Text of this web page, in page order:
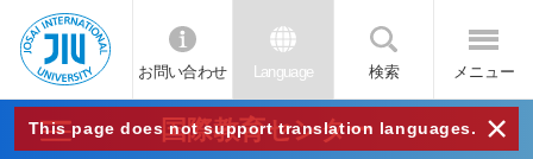
JIU
お問い合わせ Language 検索 メニュー
This page does not support translation languages. ×
国際教育センター